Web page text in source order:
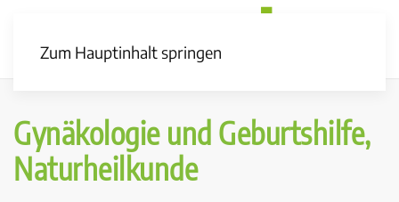
Zum Hauptinhalt springen
Gynäkologie und Geburtshilfe,
Naturheilkunde